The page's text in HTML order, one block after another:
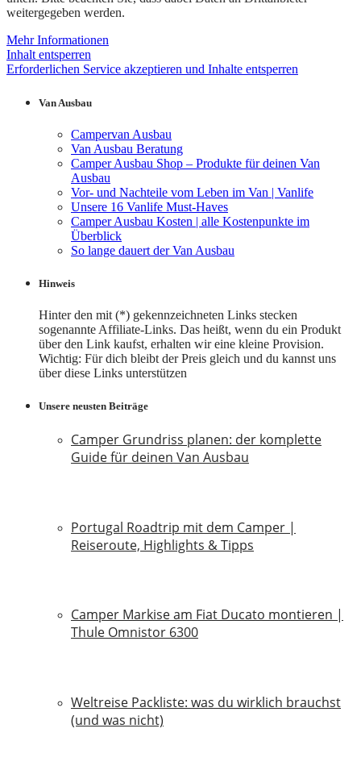
weitergegeben werden.
Mehr Informationen
Inhalt entsperren
Erforderlichen Service akzeptieren und Inhalte entsperren
Van Ausbau
Campervan Ausbau
Van Ausbau Beratung
Camper Ausbau Shop – Produkte für deinen Van
Ausbau
Vor- und Nachteile vom Leben im Van | Vanlife
Unsere 16 Vanlife Must-Haves
Camper Ausbau Kosten | alle Kostenpunkte im
Überblick
So lange dauert der Van Ausbau
Hinweis
Hinter den mit (*) gekennzeichneten Links stecken
sogenannte Affiliate-Links. Das heißt, wenn du ein Produkt
über den Link kaufst, erhalten wir eine kleine Provision.
Wichtig: Für dich bleibt der Preis gleich und du kannst uns
über diese Links unterstützen
Unsere neusten Beiträge
Camper Grundriss planen: der komplette
Guide für deinen Van Ausbau
Portugal Roadtrip mit dem Camper |
Reiseroute, Highlights & Tipps
Camper Markise am Fiat Ducato montieren |
Thule Omnistor 6300
Weltreise Packliste: was du wirklich brauchst
(und was nicht)